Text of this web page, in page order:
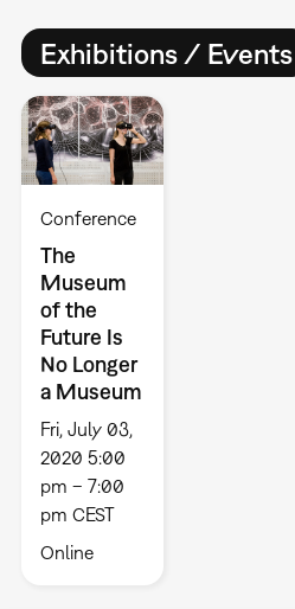
Exhibitions / Events
Conference
The
Museum
of the
Future Is
No Longer
a Museum
Fri, July 03,
2020 5:00
pm – 7:00
pm CEST
Online